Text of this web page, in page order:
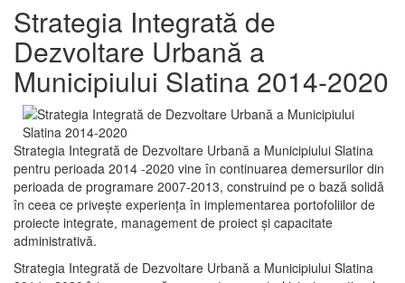
Strategia Integrată de
Dezvoltare Urbană a
Municipiului Slatina 2014-2020
Strategia Integrată de Dezvoltare Urbană a Municipiului Slatina
pentru perioada 2014 -2020 vine în continuarea demersurilor din
perioada de programare 2007-2013, construind pe o bază solidă
în ceea ce priveşte experienţa în implementarea portofoliilor de
proiecte integrate, management de proiect și capacitate
administrativă.
Strategia Integrată de Dezvoltare Urbană a Municipiului Slatina